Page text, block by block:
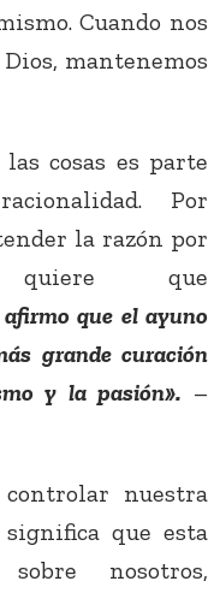
Cuando nos
mantenemos
cosas es parte
Por
la razón por
que
afirmo que el ayuno
grande curación
y la pasión». –
nuestra
que esta
nosotros,